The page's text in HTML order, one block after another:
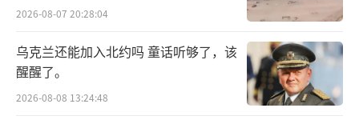
2026-08-07 20:28:04
乌克兰还能加入北约吗 童话听够了，该
醒醒了。
2026-08-08 13:24:48